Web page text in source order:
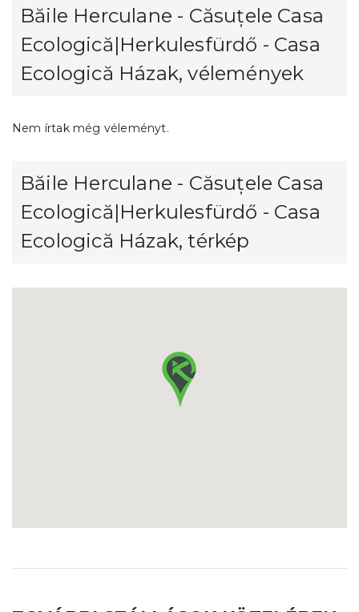
Băile Herculane - Căsuțele Casa
Ecologică|Herkulesfürdő - Casa
Ecologică Házak, vélemények
Nem írtak még véleményt.
Băile Herculane - Căsuțele Casa
Ecologică|Herkulesfürdő - Casa
Ecologică Házak, térkép